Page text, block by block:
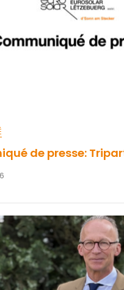
de presse: